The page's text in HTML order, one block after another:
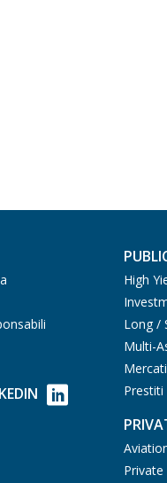
High
Long /
Multi-
Prestiti